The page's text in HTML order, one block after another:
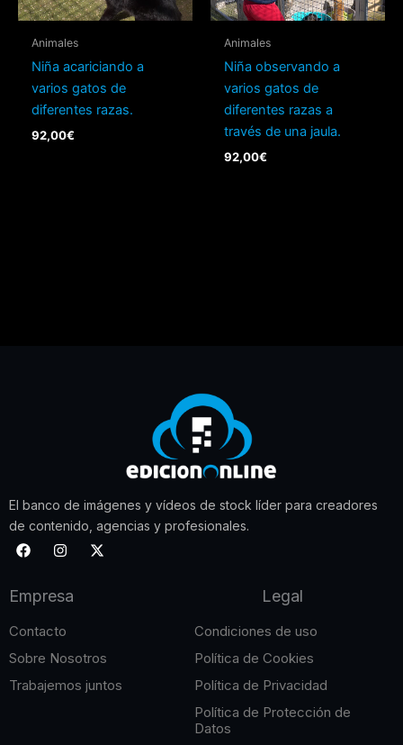
Animales
Niña acariciando a
varios gatos de
diferentes razas.
92,00€
Animales
Niña observando a
varios gatos de
diferentes razas a
través de una jaula.
92,00€
El banco de imágenes y vídeos de stock líder para creadores
de contenido, agencias y profesionales.
F
a
b
o
I
n
a
r
m
X
-
r
Empresa
Contacto
Sobre Nosotros
Trabajemos juntos
Legal
Condiciones de uso
Política de Cookies
Política de Privacidad
Política de Protección de
Datos